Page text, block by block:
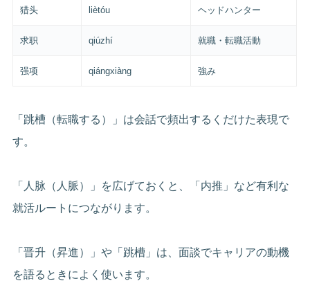
猎头 liètóu ヘッドハンター
求职 qiúzhí 就職・転職活動
强项 qiángxiàng 強み
「跳槽（転職する）」は会話で頻出するくだけた表現で
す。
「人脉（人脈）」を広げておくと、「内推」など有利な
就活ルートにつながります。
「晋升（昇進）」や「跳槽」は、面談でキャリアの動機
を語るときによく使います。